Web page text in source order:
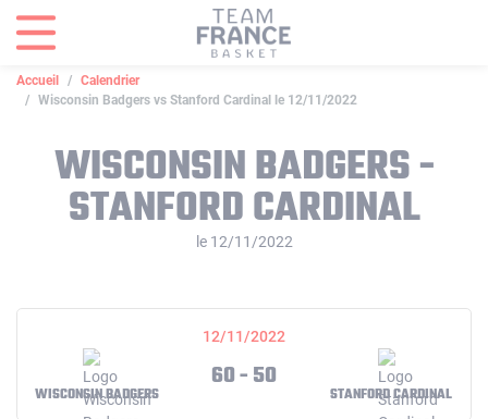
Accueil
Calendrier
Wisconsin Badgers vs Stanford Cardinal le 12/11/2022
WISCONSIN BADGERS -
STANFORD CARDINAL
le 12/11/2022
12/11/2022
WISCONSIN BADGERS
60 - 50
STANFORD CARDINAL
Panneau de gestion des cookies